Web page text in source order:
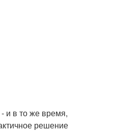
и в то же время,
решение